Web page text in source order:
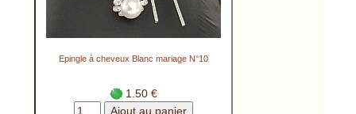
Epingle à cheveux Blanc mariage N°10
1.50 €